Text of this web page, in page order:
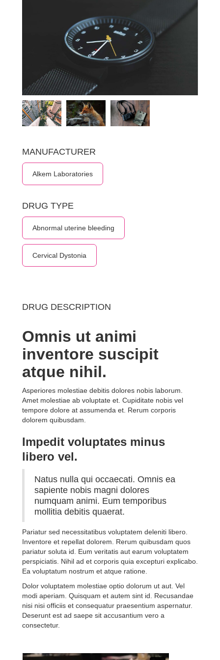
MANUFACTURER
Alkem Laboratories
DRUG TYPE
Abnormal uterine bleeding
Cervical Dystonia
DRUG DESCRIPTION
Omnis ut animi
inventore suscipit
atque nihil.
Asperiores molestiae debitis dolores nobis laborum.
Amet molestiae ab voluptate et. Cupiditate nobis vel
tempore dolore at assumenda et. Rerum corporis
dolorem quibusdam.
Impedit voluptates minus
libero vel.
Natus nulla qui occaecati. Omnis ea
sapiente nobis magni dolores
numquam animi. Eum temporibus
mollitia debitis quaerat.
Pariatur sed necessitatibus voluptatem deleniti libero.
Inventore et repellat dolorem. Rerum quibusdam quos
pariatur soluta id. Eum veritatis aut earum voluptatem
perspiciatis. Nihil ad et corporis quia excepturi explicabo.
Ea voluptatum nostrum et atque ratione.
Dolor voluptatem molestiae optio dolorum ut aut. Vel
modi aperiam. Quisquam et autem sint id. Recusandae
nisi nisi officiis et consequatur praesentium aspernatur.
Deserunt est ad saepe sit accusantium vero a
consectetur.